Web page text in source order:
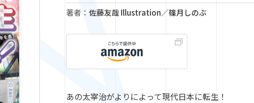
著者： 佐藤友哉 Illustration／篠月しのぶ
あの太宰治がよりによって現代日本に転生！